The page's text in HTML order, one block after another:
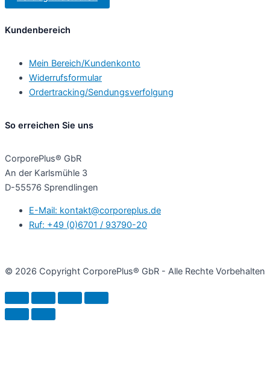
Kundenbereich
Mein Bereich/Kundenkonto
Widerrufsformular
Ordertracking/Sendungsverfolgung
So erreichen Sie uns
CorporePlus® GbR
An der Karlsmühle 3
D-55576 Sprendlingen
E-Mail: kontakt@corporeplus.de
Ruf: +49 (0)6701 / 93790-20
© 2026 Copyright CorporePlus® GbR - Alle Rechte Vorbehalten